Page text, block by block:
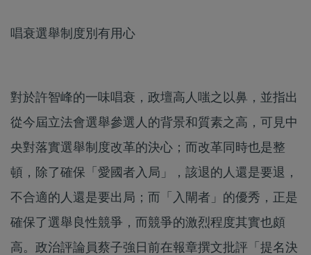
唱衰選舉制度別有用心
對於許智峰的一味唱衰，政壇高人嗤之以鼻，並指出
從今屆立法會選舉參選人的背景和質素之高，可見中
央對落實選舉制度改革的決心；而改革同時也是整
頓，除了確保「愛國者入局」，該退的人還是要退，
不合適的人還是要出局；而「入閘者」的優秀，正是
確保了選舉良性競爭，而競爭的激烈程度其實也頗
高。政治評論員蔡子強日前在報章撰文批評「提名決